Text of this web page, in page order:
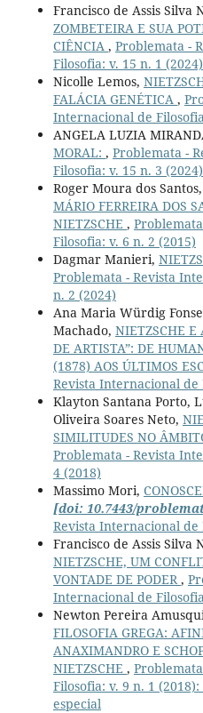
Francisco de Assis Silva
ZOMBETEIRA E SUA
CIÊNCIA , Problemata -
Filosofia: v. 15 n. 1 (2024)
Nicolle Lemos,
FALÁCIA GENÉTICA ,
Internacional de
ANGELA LUZIA
MORAL: , Problemata -
Filosofia: v. 15 n. 3 (2024)
Roger Moura dos
MÁRIO FERREIRA DOS
NIETZSCHE ,
Filosofia: v. 6 n. 2 (2015)
Dagmar Manieri,
Problemata - Revista
n. 2 (2024)
Ana Maria Würdig
Machado, NIETZSCHE E
DE ARTISTA”: DE
(1878) AOS ÚLTIMOS
Revista Internacional de
Klayton Santana Porto,
Oliveira Soares Neto,
SIMILITUDES NO
Problemata - Revista
4 (2018)
Massimo Mori,
[doi: 10.7443/
Revista Internacional de
Francisco de Assis Silva
NIETZSCHE, UM
VONTADE DE PODER ,
Internacional de
Newton Pereira
FILOSOFIA GREGA:
ANAXIMANDRO E
NIETZSCHE ,
Filosofia: v. 9 n. 1
especial